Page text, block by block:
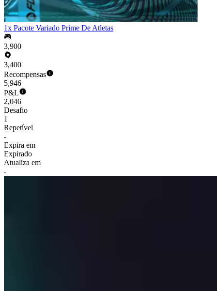
1x Pacote Variado Prime De Atletas
3,900
3,400
Recompensas
5,946
P&L
2,046
Desafio
1
Repetível
-
Expira em
Expirado
Atualiza em
-